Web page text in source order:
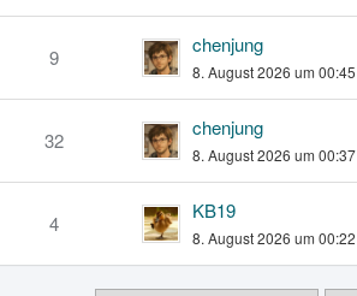
9
chenjung
8. August 2026 um 00:45
32
chenjung
8. August 2026 um 00:37
4
KB19
8. August 2026 um 00:22